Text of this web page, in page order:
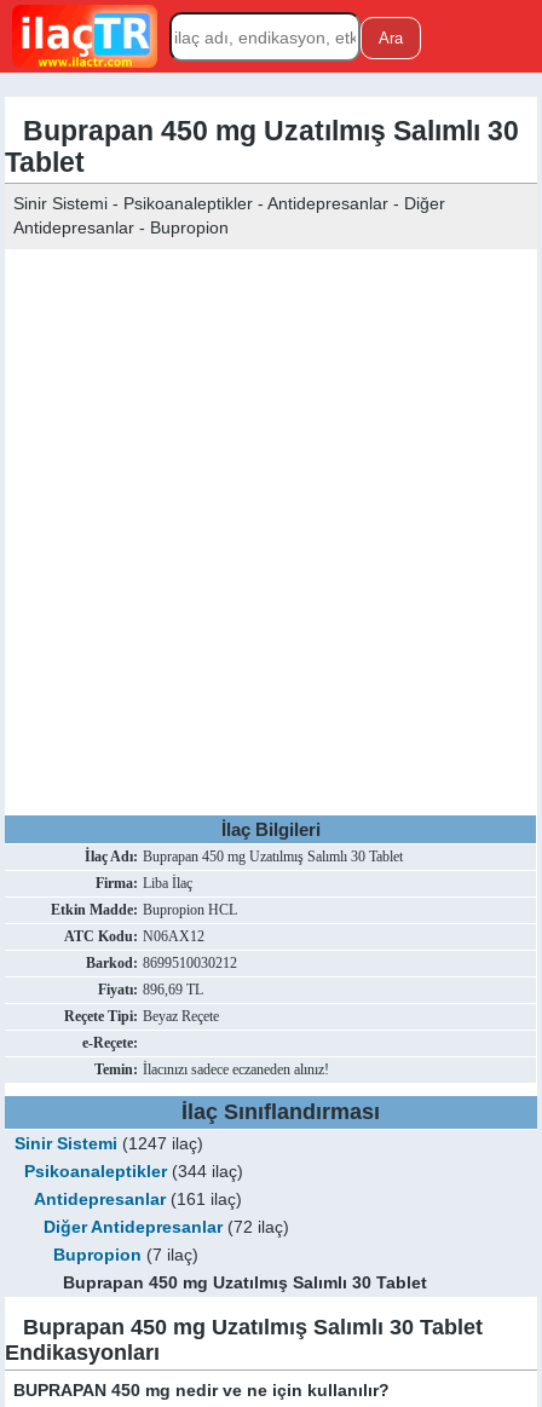
Buprapan 450 mg Uzatılmış Salımlı 30
Tablet
Sinir Sistemi - Psikoanaleptikler - Antidepresanlar - Diğer
Antidepresanlar - Bupropion
İlaç Bilgileri
İlaç Adı: Buprapan 450 mg Uzatılmış Salımlı 30 Tablet
Firma: Liba İlaç
Etkin Madde: Bupropion HCL
ATC Kodu: N06AX12
Barkod: 8699510030212
Fiyatı: 896,69 TL
Reçete Tipi: Beyaz Reçete
e-Reçete:
Temin: İlacınızı sadece eczaneden alınız!
İlaç Sınıflandırması
Sinir Sistemi (1247 ilaç)
Psikoanaleptikler(344 ilaç)
Antidepresanlar(161 ilaç)
Diğer Antidepresanlar(72 ilaç)
Bupropion (7 ilaç)
Buprapan 450 mg Uzatılmış Salımlı 30 Tablet
Buprapan 450 mg Uzatılmış Salımlı 30 Tablet
Endikasyonları
BUPRAPAN 450 mg nedir ve ne için kullanılır?